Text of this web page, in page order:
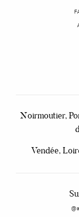
Noirmoutier,
Vendée,